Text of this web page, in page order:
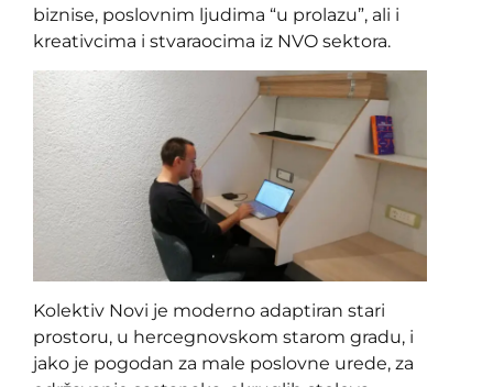
biznise, poslovnim ljudima “u prolazu”, ali i
kreativcima i stvaraocima iz NVO sektora.
Kolektiv Novi je moderno adaptiran stari
prostoru, u hercegnovskom starom gradu, i
jako je pogodan za male poslovne urede, za